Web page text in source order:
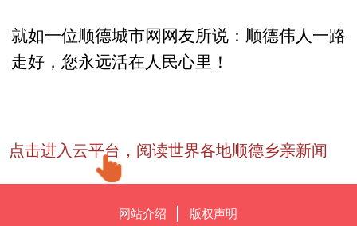
就如一位顺德城市网网友所说：顺德伟人一路
走好，您永远活在人民心里！
点击进入云平台，阅读世界各地顺德乡亲新闻
网站介绍 版权声明